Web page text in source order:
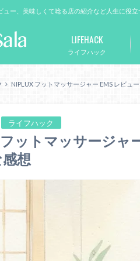
ー、美味しくて唸る店の紹介など人生に役立
ライフハック
LIFEHACK
NIPLUX フットマッサージャー EMS レビュ
ライフハック
ットマッサージャ
想